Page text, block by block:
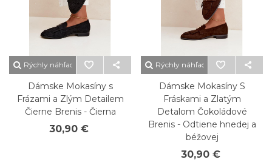
Rýchly náhľad
Dámske Mokasíny s
Frázami a Zlým Detailem
Čierne Brenis - Čierna
30,90 €
Rýchly náhľad
Dámske Mokasíny S
Fráskami a Zlatým
Detalom Čokoládové
Brenis - Odtiene hnedej a
béžovej
30,90 €